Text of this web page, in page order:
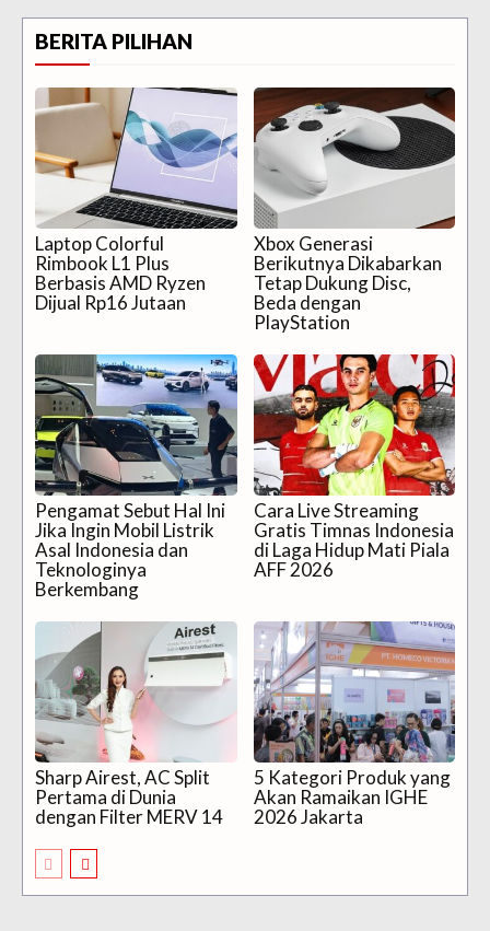
BERITA PILIHAN
Laptop Colorful
Rimbook L1 Plus
Berbasis AMD Ryzen
Dijual Rp16 Jutaan
Xbox Generasi
Berikutnya Dikabarkan
Tetap Dukung Disc,
Beda dengan
PlayStation
Pengamat Sebut Hal Ini
Jika Ingin Mobil Listrik
Asal Indonesia dan
Teknologinya
Berkembang
Cara Live Streaming
Gratis Timnas Indonesia
di Laga Hidup Mati Piala
AFF 2026
Sharp Airest, AC Split
Pertama di Dunia
dengan Filter MERV 14
5 Kategori Produk yang
Akan Ramaikan IGHE
2026 Jakarta